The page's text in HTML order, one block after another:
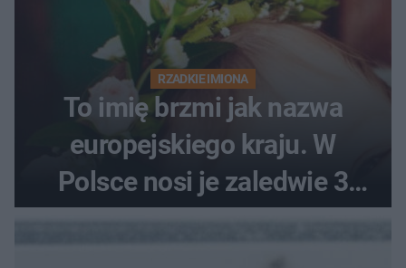
RZADKIE IMIONA
To imię brzmi jak nazwa
europejskiego kraju. W
Polsce nosi je zaledwie 3
kobiety